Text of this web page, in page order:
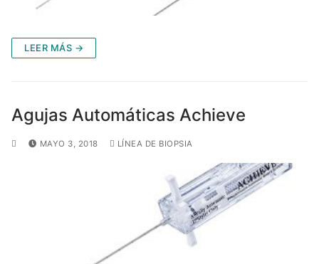
LEER MÁS →
Agujas Automáticas Achieve
MAYO 3, 2018 LÍNEA DE BIOPSIA